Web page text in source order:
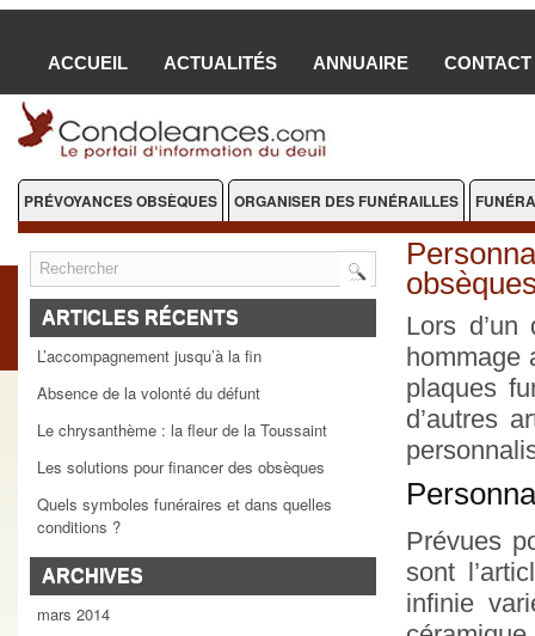
ACCUEIL ACTUALITÉS ANNUAIRE CONTACT
PRÉVOYANCES OBSÈQUES ORGANISER DES FUNÉRAILLES
ARTICLES RÉCENTS
L’accompagnement jusqu’à la fin
Absence de la volonté du défunt
Le chrysanthème : la fleur de la Toussaint
Les solutions pour financer des obsèques
Quels symboles funéraires et dans quelles
conditions ?
ARCHIVES
mars 2014
Lors
hommage
plaques
d’autres
Prévues
sont
infinie